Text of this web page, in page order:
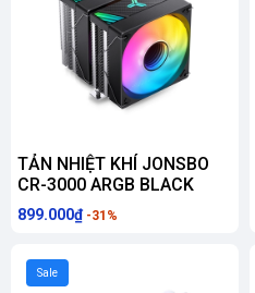
TẢN NHIỆT KHÍ JONSBO
CR-3000 ARGB BLACK
899.000₫ -31%
Sale